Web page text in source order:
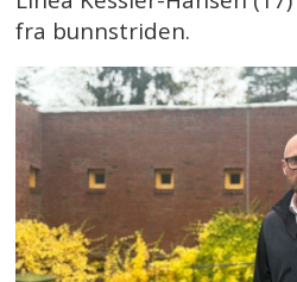
fra bunnstriden.